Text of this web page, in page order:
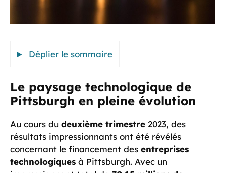
Déplier le sommaire
Le paysage technologique de
Pittsburgh en pleine évolution
Au cours du deuxième trimestre 2023, des
résultats impressionnants ont été révélés
concernant le financement des entreprises
technologiques à Pittsburgh. Avec un